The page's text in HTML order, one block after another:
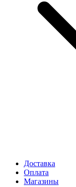
Доставка
Оплата
Магазины